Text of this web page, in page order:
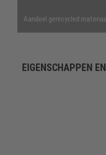
Aandeel gerecycled
EIGENSCHAPPEN